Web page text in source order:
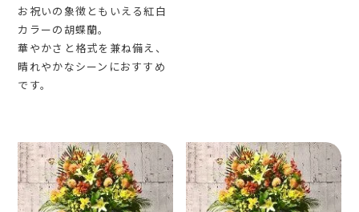
お祝いの象徴ともいえる紅白
カラーの胡蝶蘭。
華やかさと格式を兼ね備え、
晴れやかなシーンにおすすめ
です。